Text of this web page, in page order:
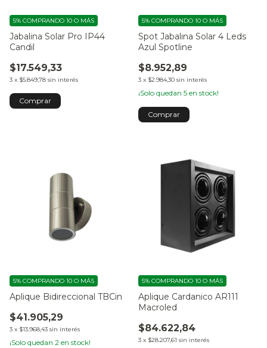
Jabalina Solar Pro IP44
Candil
$17.549,33
3 x $5.849,78 sin interés
5% COMPRANDO 10 O MÁS
Spot Jabalina Solar 4 Leds
Azul Spotline
$8.952,89
3 x $2.984,30 sin interés
5% COMPRANDO 10 O MÁS
¡Solo quedan 5 en stock!
Aplique Bidireccional TBCin
$41.905,29
3 x $13.968,43 sin interés
5% COMPRANDO 10 O MÁS
¡Solo quedan 2 en stock!
Aplique Cardanico AR111
Macroled
$84.622,84
3 x $28.207,61 sin interés
5% COMPRANDO 10 O MÁS